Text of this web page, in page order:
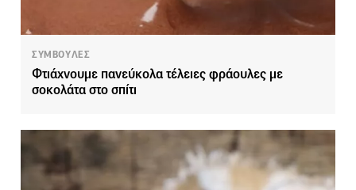
ΣΥΜΒΟΥΛΕΣ
Φτιάχνουμε πανεύκολα τέλειες φράουλες με
σοκολάτα στο σπίτι